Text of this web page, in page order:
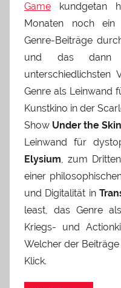
Game kundgetan
Monaten noch ein
Genre-Beiträge
und das
unterschiedlichsten
Genre als Leinwand
Kunstkino in der
Show Under the Skin
Leinwand für
Elysium, zum
einer
und Digitalität in
least, das Genre
Kriegs- und
Welcher der
Klick.